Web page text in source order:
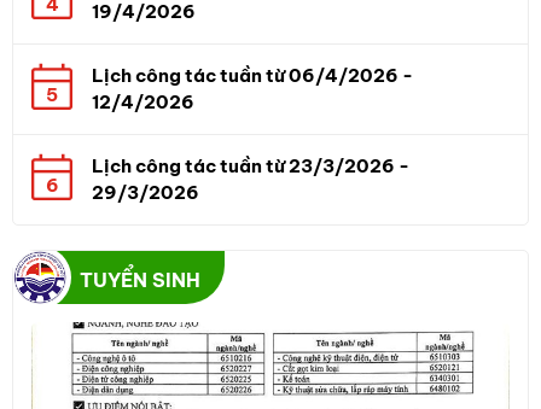
19/4/2026
5
Lịch công tác tuần từ 06/4/2026 -
12/4/2026
6
Lịch công tác tuần từ 23/3/2026 -
29/3/2026
TUYỂN SINH